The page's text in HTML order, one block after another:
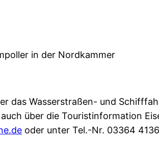
in der Nordkammer
das Wasserstraßen- und
auch über die Touristinformation
oder unter Tel.-Nr. 03364